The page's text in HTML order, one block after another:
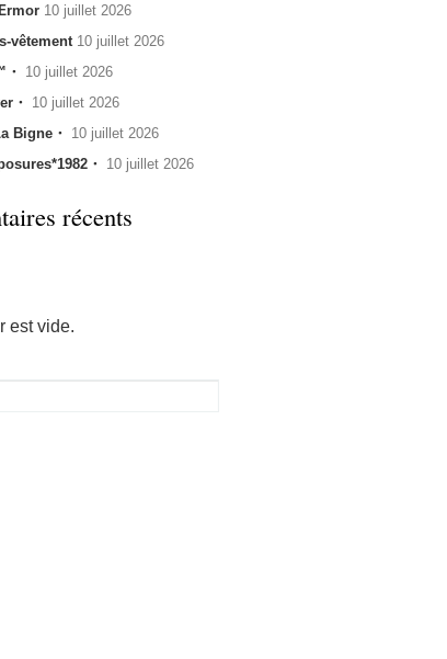
10 juillet 2026
vêtement 10 juillet 2026
10 juillet 2026
・ 10 juillet 2026
Bigne・ 10 juillet 2026
・ 10 juillet 2026
récents
est vide.